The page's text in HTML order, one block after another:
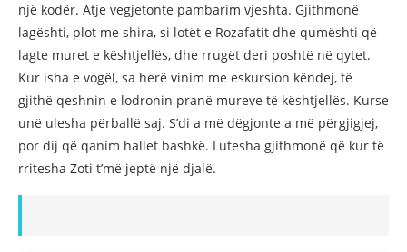
një kodër. Atje vegjetonte pambarim vjeshta. Gjithmonë
lagështi, plot me shira, si lotët e Rozafatit dhe qumështi që
lagte muret e kështjellës, dhe rrugët deri poshtë në qytet.
Kur isha e vogël, sa herë vinim me eskursion këndej, të
gjithë qeshnin e lodronin pranë mureve të kështjellës. Kurse
unë ulesha përballë saj. S’di a më dëgjonte a më përgjigjej,
por dij që qanim hallet bashkë. Lutesha gjithmonë që kur të
rritesha Zoti t’më jeptë një djalë.